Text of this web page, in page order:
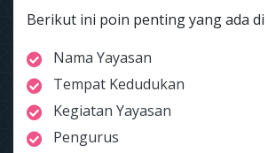
Berikut ini poin penting yang ada di
Nama Yayasan
Tempat Kedudukan
Kegiatan Yayasan
Pengurus